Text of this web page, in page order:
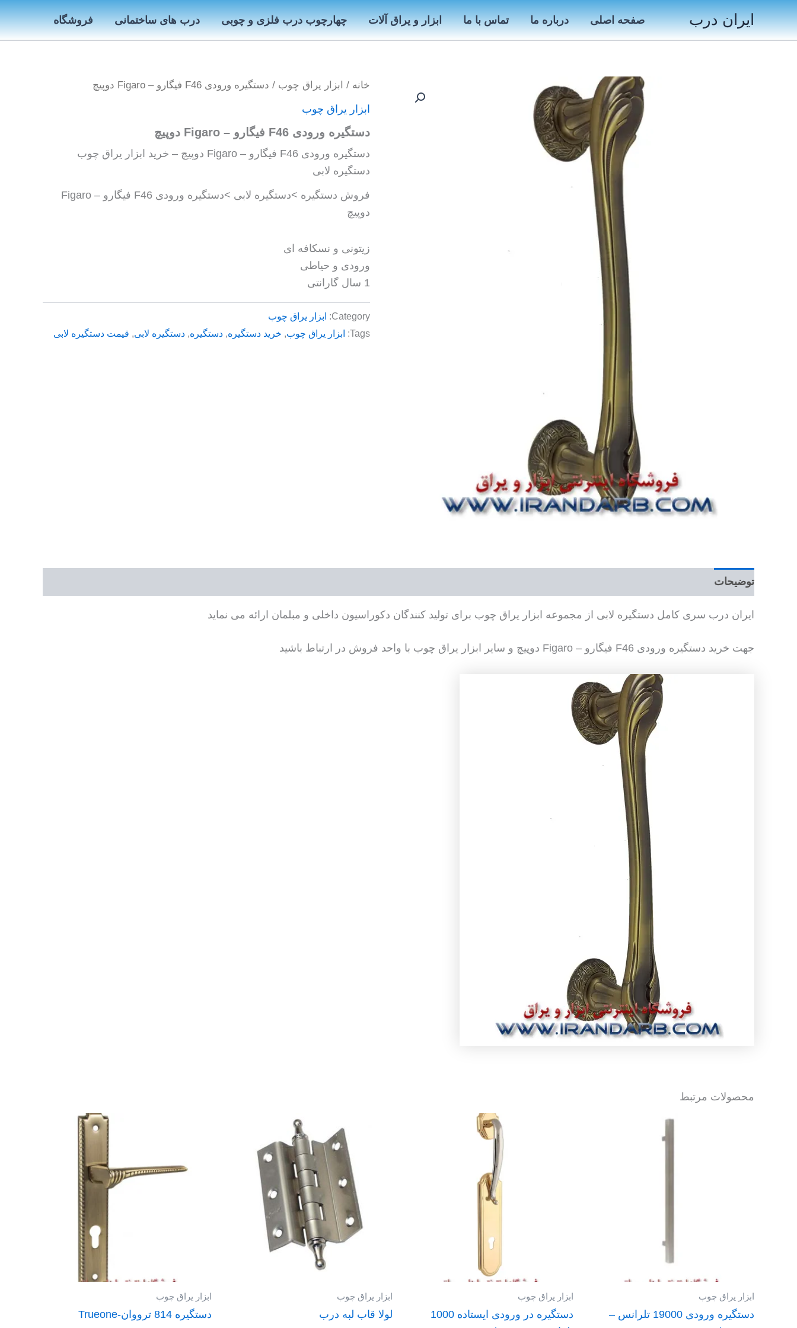
پرش
به
محتوا
ایران درب صفحه اصلی درباره ما تماس با ما ابزار و یراق آلات چهارچوب درب فلزی و چوبی درب های ساختمانی فروشگاه
خانه / ابزار یراق چوب / دستگیره ورودی F46 فیگارو – Figaro دوپیچ
ابزار یراق چوب
دستگیره ورودی F46 فیگارو – Figaro دوپیچ
دستگیره ورودی F46 فیگارو – Figaro دوپیچ – خرید ابزار یراق چوب
دستگیره لابی
فروش دستگیره >دستگیره لابی >دستگیره ورودی F46 فیگارو – Figaro
دوپیچ
زیتونی و نسکافه ای
ورودی و حیاطی
1 سال گارانتی
Category: ابزار یراق چوب
Tags: ابزار یراق چوب, خرید دستگیره, دستگیره, دستگیره لابی, قیمت دستگیره لابی
توضیحات
ایران درب سری کامل دستگیره لابی از مجموعه ابزار یراق چوب برای تولید کنندگان دکوراسیون داخلی و مبلمان ارائه می نماید
جهت خرید دستگیره ورودی F46 فیگارو – Figaro دوپیچ و سایر ابزار یراق چوب با واحد فروش در ارتباط باشید
محصولات مرتبط
ابزار یراق چوب
دستگیره ورودی 19000 تلرانس –
ابزار یراق چوب
دستگیره در ورودی ایستاده 1000
ابزار یراق چوب
لولا قاب لبه درب
ابزار یراق چوب
دستگیره 814 ترووان-Trueone